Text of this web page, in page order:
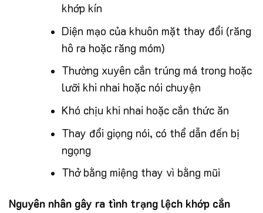
khớp kín
Diện mạo của khuôn mặt thay đổi (răng
hô ra hoặc răng móm)
Thường xuyên cắn trúng má trong hoặc
lưỡi khi nhai hoặc nói chuyện
Khó chịu khi nhai hoặc cắn thức ăn
Thay đổi giọng nói, có thể dẫn đến bị
ngọng
Thở bằng miệng thay vì bằng mũi
Nguyên nhân gây ra tình trạng lệch khớp cắn